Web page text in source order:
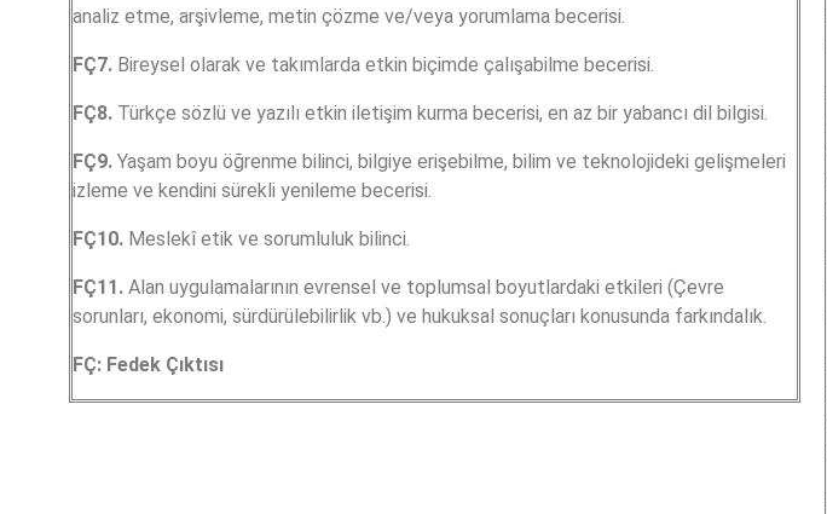
analiz etme, arşivleme, metin çözme ve/veya yorumlama becerisi.
FÇ7. Bireysel olarak ve takımlarda etkin biçimde çalışabilme becerisi.
FÇ8. Türkçe sözlü ve yazılı etkin iletişim kurma becerisi, en az bir yabancı dil bilgisi.
FÇ9. Yaşam boyu öğrenme bilinci, bilgiye erişebilme, bilim ve teknolojideki gelişmeleri
izleme ve kendini sürekli yenileme becerisi.
FÇ10. Meslekî etik ve sorumluluk bilinci.
FÇ11. Alan uygulamalarının evrensel ve toplumsal boyutlardaki etkileri (Çevre
sorunları, ekonomi, sürdürülebilirlik vb.) ve hukuksal sonuçları konusunda farkındalık.
FÇ: Fedek Çıktısı